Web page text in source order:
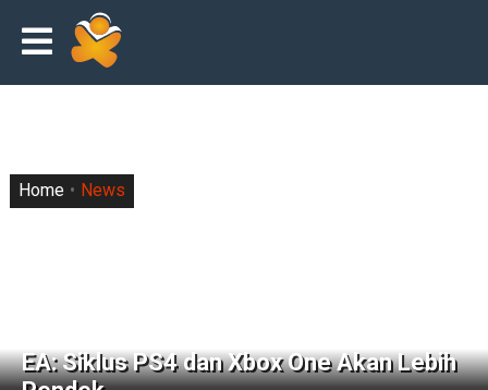
EA: Siklus PS4 dan Xbox One Akan Lebih
Home News